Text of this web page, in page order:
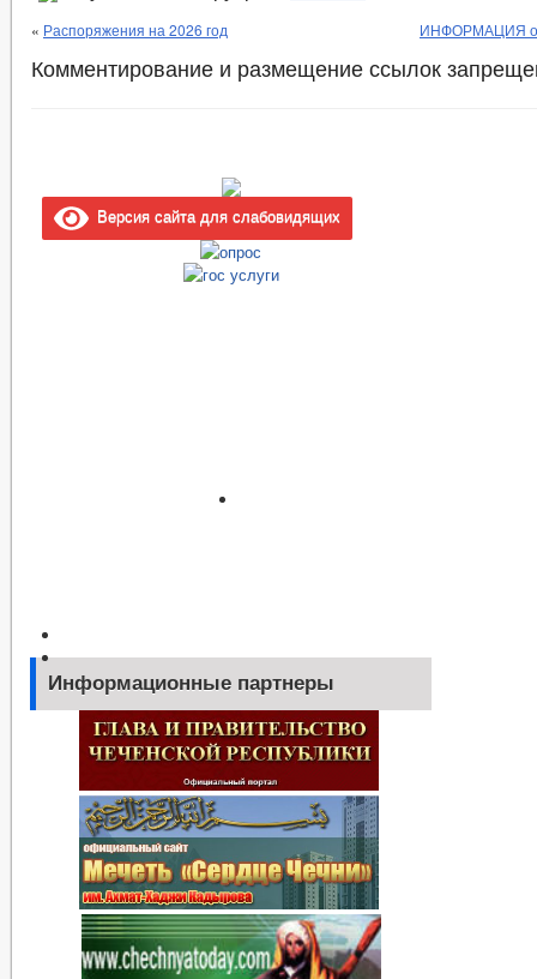
« Распоряжения на 2026 год ИНФОРМАЦИЯ о
Комментирование и размещение ссылок
Версия сайта для слабовидящих
Информационные партнеры